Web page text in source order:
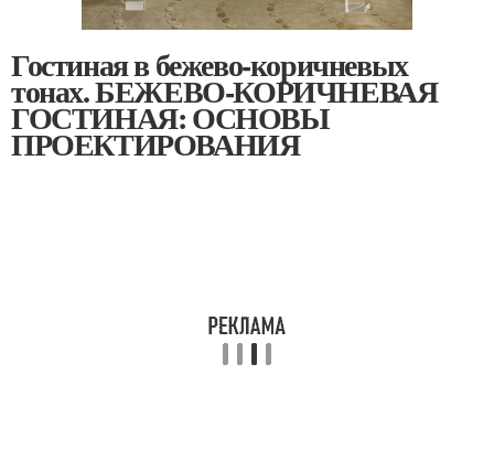
Гостиная в бежево-коричневых
тонах. БЕЖЕВО-КОРИЧНЕВАЯ
ГОСТИНАЯ: ОСНОВЫ
ПРОЕКТИРОВАНИЯ